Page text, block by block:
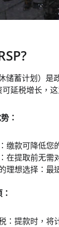
储蓄计划）
延税增长，
：
缴款可降低您
在提取前无需
理想选择：最
：提款时，将